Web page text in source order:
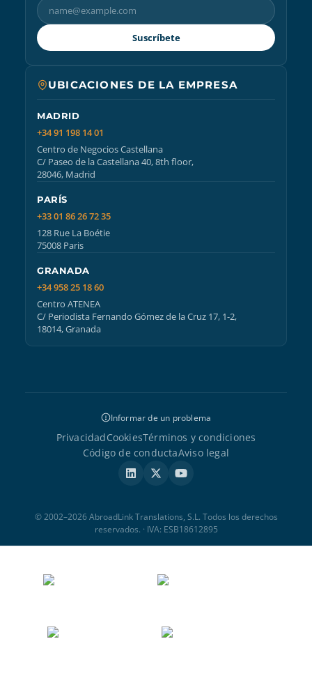
Suscríbete
UBICACIONES DE LA EMPRESA
MADRID
+34 91 198 14 01
Centro de Negocios Castellana
C/ Paseo de la Castellana 40, 8th floor,
28046, Madrid
PARÍS
+33 01 86 26 72 35
128 Rue La Boétie
75008 Paris
GRANADA
+34 958 25 18 60
Centro ATENEA
C/ Periodista Fernando Gómez de la Cruz 17, 1-2,
18014, Granada
Informar de un problema
PrivacidadCookiesTérminos y condiciones
Código de conductaAviso legal
© 2002–2026 AbroadLink Translations, S.L. Todos los derechos
reservados. · IVA: ESB18612895